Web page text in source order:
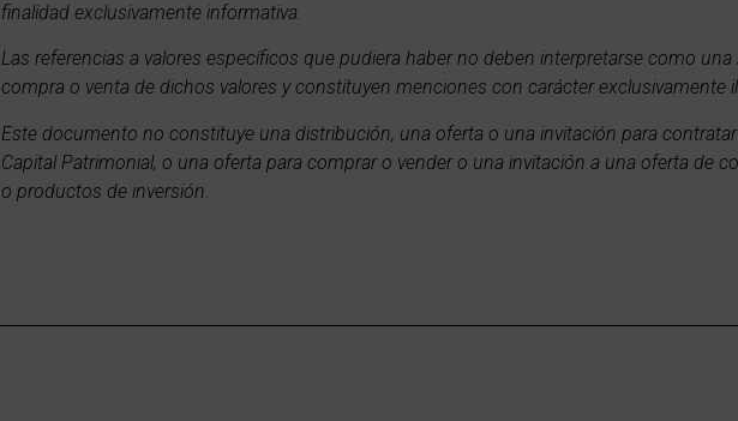
finalidad exclusivamente informativa.
Las referencias a valores específicos que pudiera haber no deben interpretarse como
compra o venta de dichos valores y constituyen menciones con carácter exclusivamente
Este documento no constituye una distribución, una oferta o una invitación para
Capital Patrimonial, o una oferta para comprar o vender o una invitación a una oferta de
o productos de inversión.